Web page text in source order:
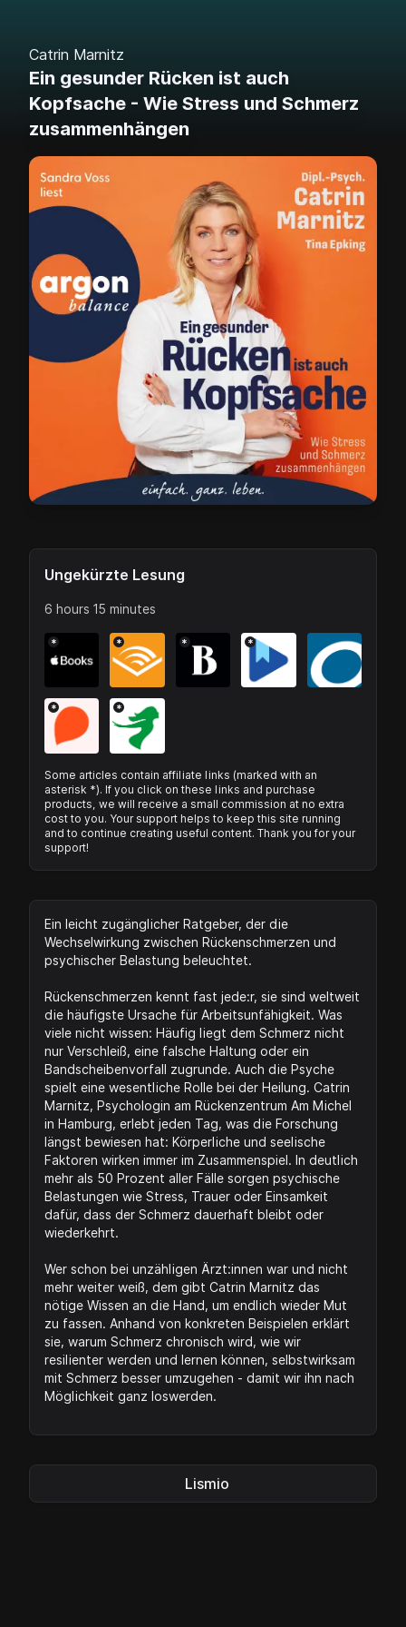
Catrin Marnitz
Ein gesunder Rücken ist auch
Kopfsache - Wie Stress und Schmerz
zusammenhängen
Ungekürzte Lesung
6 hours 15 minutes
* * * *
* *
Some articles contain affiliate links (marked with an
asterisk *). If you click on these links and purchase
products, we will receive a small commission at no extra
cost to you. Your support helps to keep this site running
and to continue creating useful content. Thank you for your
support!
Ein leicht zugänglicher Ratgeber, der die
Wechselwirkung zwischen Rückenschmerzen und
psychischer Belastung beleuchtet.
Rückenschmerzen kennt fast jede:r, sie sind weltweit
die häufigste Ursache für Arbeitsunfähigkeit. Was
viele nicht wissen: Häufig liegt dem Schmerz nicht
nur Verschleiß, eine falsche Haltung oder ein
Bandscheibenvorfall zugrunde. Auch die Psyche
spielt eine wesentliche Rolle bei der Heilung. Catrin
Marnitz, Psychologin am Rückenzentrum Am Michel
in Hamburg, erlebt jeden Tag, was die Forschung
längst bewiesen hat: Körperliche und seelische
Faktoren wirken immer im Zusammenspiel. In deutlich
mehr als 50 Prozent aller Fälle sorgen psychische
Belastungen wie Stress, Trauer oder Einsamkeit
dafür, dass der Schmerz dauerhaft bleibt oder
wiederkehrt.
Wer schon bei unzähligen Ärzt:innen war und nicht
mehr weiter weiß, dem gibt Catrin Marnitz das
nötige Wissen an die Hand, um endlich wieder Mut
zu fassen. Anhand von konkreten Beispielen erklärt
sie, warum Schmerz chronisch wird, wie wir
resilienter werden und lernen können, selbstwirksam
mit Schmerz besser umzugehen - damit wir ihn nach
Möglichkeit ganz loswerden.
Lismio